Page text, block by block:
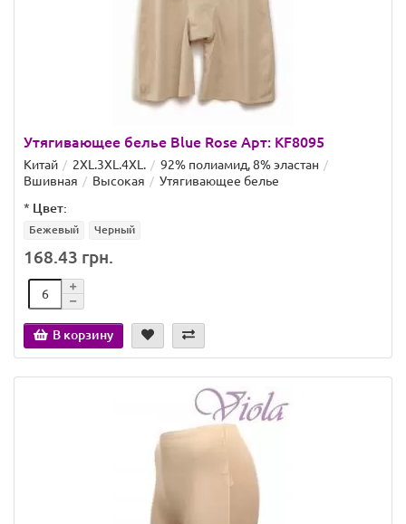
Утягивающее белье Blue Rose Арт: KF8095
Китай 2XL.3XL.4XL.
92% полиамид, 8% эластан
Вшивная
Высокая
Утягивающее белье
* Цвет:
Бежевый Черный
168.43 грн.
В корзину